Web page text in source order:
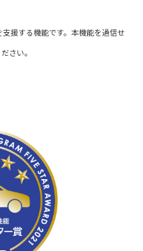
援する機能です。本機能を過信せ
さい。